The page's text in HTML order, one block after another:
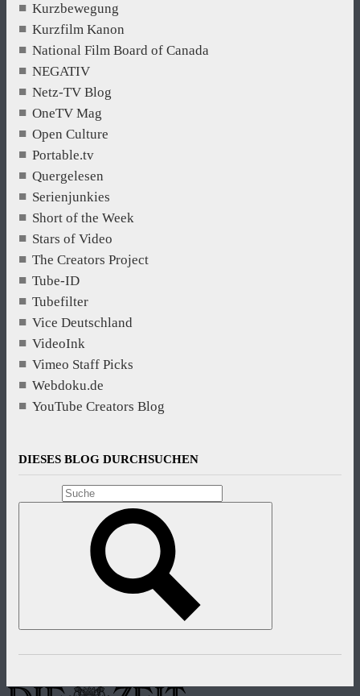
Kurzbewegung
Kurzfilm Kanon
National Film Board of Canada
NEGATIV
Netz-TV Blog
OneTV Mag
Open Culture
Portable.tv
Quergelesen
Serienjunkies
Short of the Week
Stars of Video
The Creators Project
Tube-ID
Tubefilter
Vice Deutschland
VideoInk
Vimeo Staff Picks
Webdoku.de
YouTube Creators Blog
DIESES BLOG DURCHSUCHEN